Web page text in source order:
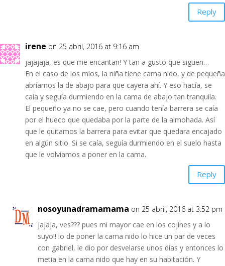
Reply
irene on 25 abril, 2016 at 9:16 am
jajajaja, es que me encantan! Y tan a gusto que siguen…
En el caso de los míos, la niña tiene cama nido, y de pequeña
abríamos la de abajo para que cayera ahí. Y eso hacía, se
caía y seguía durmiendo en la cama de abajo tan tranquila.
El pequeño ya no se cae, pero cuando tenía barrera se caía
por el hueco que quedaba por la parte de la almohada. Así
que le quitamos la barrera para evitar que quedara encajado
en algún sitio. Si se caía, seguía durmiendo en el suelo hasta
que le volvíamos a poner en la cama.
Reply
nosoyunadramamama on 25 abril, 2016 at 3:52 pm
jajaja, ves??? pues mi mayor cae en los cojines y a lo
suyo!! lo de poner la cama nido lo hice un par de veces
con gabriel, le dio por desvelarse unos días y entonces lo
metia en la cama nido que hay en su habitación. Y